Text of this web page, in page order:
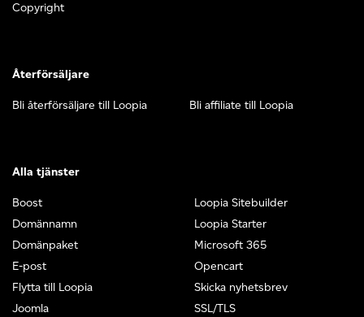
Copyright
Återförsäljare
Bli återförsäljare till Loopia Bli affiliate till Loopia
Alla tjänster
Boost
Domännamn
Domänpaket
E-post
Flytta till Loopia
Joomla
Loopia Sitebuilder
Loopia Starter
Microsoft 365
Opencart
Skicka nyhetsbrev
SSL/TLS